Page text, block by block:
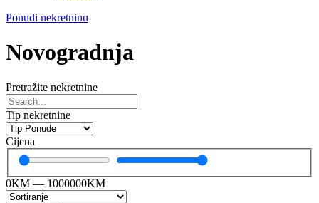
Ponudi nekretninu
Novogradnja
Pretražite nekretnine
Tip nekretnine
Cijena
0KM — 1000000KM